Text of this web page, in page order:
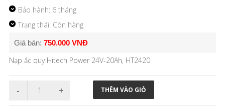
Bảo hành: 6 tháng
Trạng thái: Còn hàng
Giá bán: 750.000 VNĐ
Nạp ắc quy Hitech Power 24V-20Ah, HT2420